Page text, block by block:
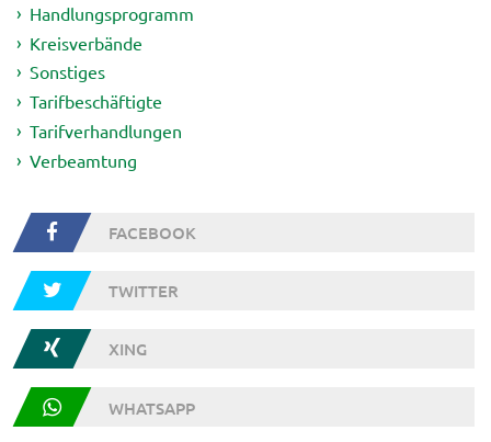
Handlungsprogramm
Kreisverbände
Sonstiges
Tarifbeschäftigte
Tarifverhandlungen
Verbeamtung
FACEBOOK
TWITTER
XING
WHATSAPP